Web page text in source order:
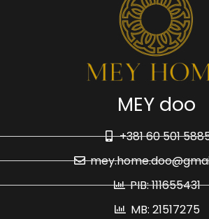
MEY doo
+381 60 501
PIB: 111655431
MB: 21517275